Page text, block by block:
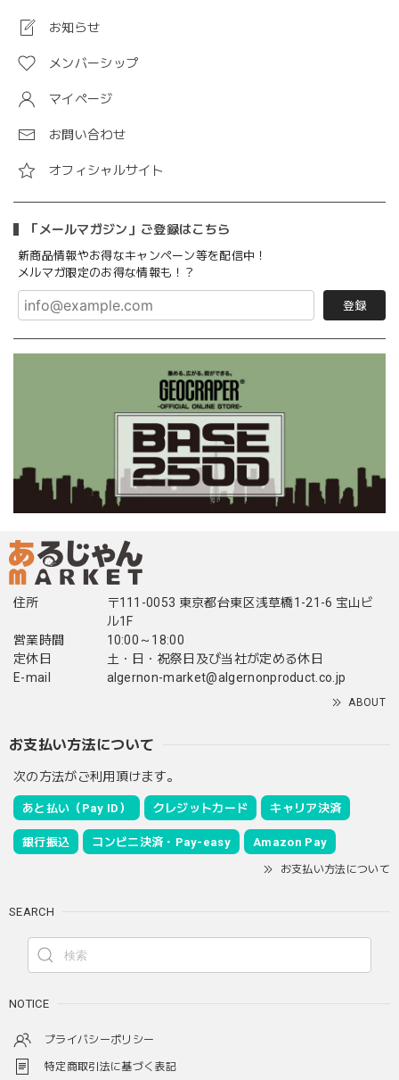
お知らせ
メンバーシップ
マイページ
お問い合わせ
オフィシャルサイト
「メールマガジン」ご登録はこちら
新商品情報やお得なキャンペーン等を配信中！
メルマガ限定のお得な情報も！？
登録
住所
〒111-0053 東京都台東区浅草橋1-21-6 宝山ビ
ル1F
営業時間
10:00～18:00
定休日
土・日・祝祭日及び当社が定める休日
E-mail
algernon-market@algernonproduct.co.jp
ABOUT
お支払い方法について
次の方法がご利用頂けます。
あと払い（Pay ID） クレジットカード キャリア決済
銀行振込 コンビニ決済・Pay-easy Amazon Pay
お支払い方法について
SEARCH
NOTICE
プライバシーポリシー
特定商取引法に基づく表記